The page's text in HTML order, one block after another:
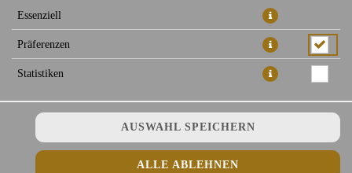
Reisbandnudelsuppe mit Hühnerfleisch, Sojasprossen und frischen
Kräutern
Essenziell
Präferenzen
Statistiken
AUSWAHL SPEICHERN
ALLE ABLEHNEN